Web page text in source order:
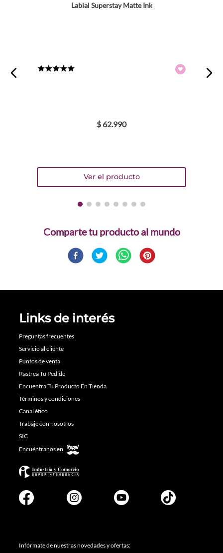
Labial Superstay Matte Ink
$ 62.990
Comparte
Links de interés
Preguntas frecuentes
Servicio al cliente
Puntos de venta
Rastrea Tu Pedido
Encuentra Tu Producto En Tienda
Términos y condiciones
Canal ético
Trabaje con nosotros
SIC
Encuéntranos en
Infórmate de nuestras novedades y ofertas: